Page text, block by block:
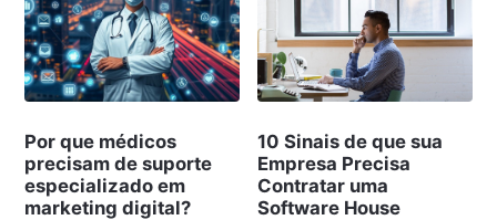
Por que médicos
precisam de suporte
especializado em
marketing digital?
10 Sinais de que sua
Empresa Precisa
Contratar uma
Software House